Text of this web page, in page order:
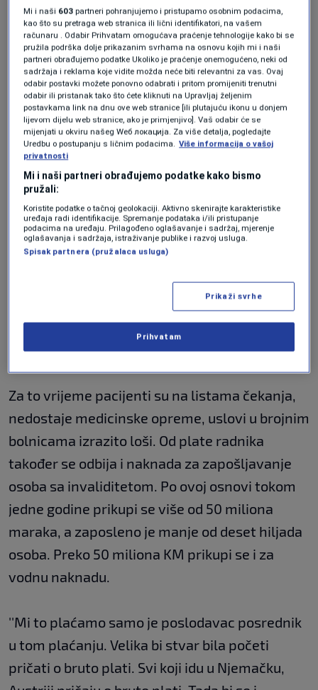
doprinose i naknade za takvog radnika iznose
1541 KM.
"Preveliki je broj izdataka i za poslodavca i za
radnika koji izdvajaju ta sredstva. U cijelom
sistemu se gube mogućnost kontrole i
praćenja takvih izdataka, kao i osnovanost
takvih izdataka", naglasio nam je.
Takvog su dojma i sami radnici sa kojima smo
razgovarali.
Tako se radniku koji ima platu 1500 KM
godišnje za zdravstvo odbija 4680 KM. Radniku
koji zarađuje 2000 KM godišnje se za zdravstvo
odbija 6.276 KM.
Za to vrijeme pacijenti su na listama čekanja,
nedostaje medicinske opreme, uslovi u brojnim
bolnicama izrazito loši. Od plate radnika
također se odbija i naknada za zapošljavanje
osoba sa invaliditetom. Po ovoj osnovi tokom
jedne godine prikupi se više od 50 miliona
maraka, a zaposleno je manje od deset hiljada
osoba. Preko 50 miliona KM prikupi se i za
vodnu naknadu.
''Mi to plaćamo samo je poslodavac posrednik
u tom plaćanju. Velika bi stvar bila početi
pričati o bruto plati. Svi koji idu u Njemačku,
Mi i naši 603 partneri pohranjujemo i pristupamo osobnim podacima,
kao što su pretraga web stranica ili lični identifikatori, na vašem
računaru . Odabir Prihvatam omogućava praćenje tehnologije kako bi se
pružila podrška dolje prikazanim svrhama na osnovu kojih mi i naši
partneri obrađujemo podatke Ukoliko je praćenje onemogućeno, neki od
sadržaja i reklama koje vidite možda neće biti relevantni za vas. Ovaj
odabir postavki možete ponovno odabrati i pritom promijeniti trenutni
odabir ili pristanak tako što ćete kliknuti na Upravljaj željenim
postavkama link na dnu ove web stranice [ili plutajuću ikonu u donjem
lijevom dijelu web stranice, ako je primjenjivo]. Vaš odabir će se
mijenjati u okviru našeg Wеб локација. Za više detalja, pogledajte
Uredbu o postupanju s ličnim podacima. Više informacija o vašoj
privatnosti
Mi i naši partneri obrađujemo podatke kako bismo
pružali:
Koristite podatke o tačnoj geolokaciji. Aktivno skenirajte karakteristike
uređaja radi identifikacije. Spremanje podataka i/ili pristupanje
podacima na uređaju. Prilagođeno oglašavanje i sadržaj, mjerenje
oglašavanja i sadržaja, istraživanje publike i razvoj usluga.
Spisak partnera (pružalaca usluga)
Prikaži svrhe
Prihvatam